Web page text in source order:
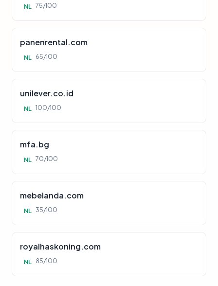
NL 75/100
panenrental.com
NL 65/100
unilever.co.id
NL 100/100
mfa.bg
NL 70/100
mebelanda.com
NL 35/100
royalhaskoning.com
NL 85/100